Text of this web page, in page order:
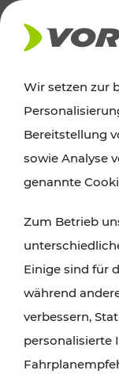
AKTUELLES
Wien,
Wanderungen,
Radtouren
Attraktionen
Angeboten des
Wir setzen zur
Bereitstellung
sowie Analyse
genannte
Zum Betrieb
Einige sind für
während
verbessern,
personalisierte